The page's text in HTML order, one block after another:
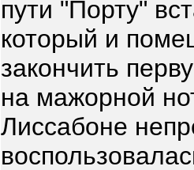
пути "Порту"
который и
закончить
на мажорной
Лиссабоне